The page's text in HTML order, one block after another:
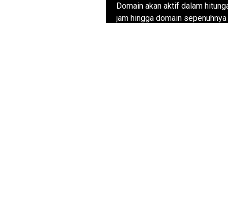
Domain akan aktif dalam
jam hingga domain